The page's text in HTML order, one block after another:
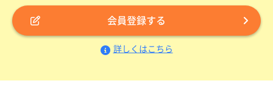
会員登録する
詳しくはこちら